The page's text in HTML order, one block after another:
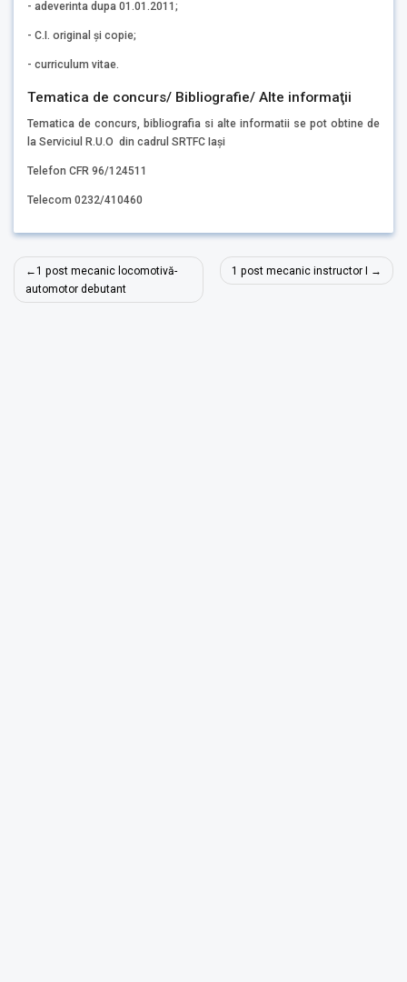
- adeverinta dupa 01.01.2011;
- C.I. original și copie;
- curriculum vitae.
Tematica de concurs/ Bibliografie/ Alte informaţii
Tematica de concurs, bibliografia si alte informatii se pot obtine de
la Serviciul R.U.O din cadrul SRTFC Iași
Telefon CFR 96/124511
Telecom 0232/410460
Navigare
în
1 post mecanic locomotivă-
automotor debutant
1 post mecanic instructor I